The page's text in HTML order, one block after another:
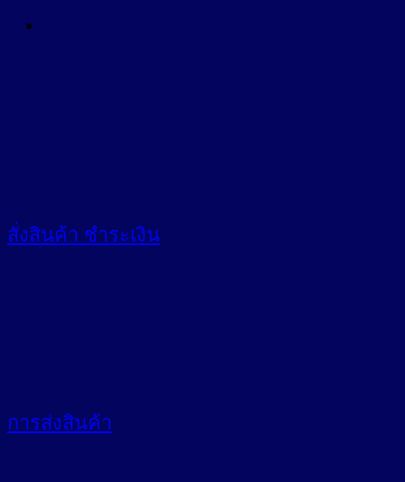
สั่งสินค้า ชำระเงิน
การส่งสินค้า